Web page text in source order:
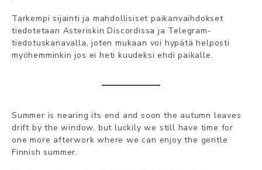
Tarkempi sijainti ja mahdollisiset paikanvaihdokset
tiedotetaan Asteriskin Discordissa ja Telegram-
tiedotuskanavalla, joten mukaan voi hypätä helposti
myöhemminkin jos ei heti kuudeksi ehdi paikalle.
Summer is nearing its end and soon the autumn leaves
drift by the window, but luckily we still have time for
one more afterwork where we can enjoy the gentle
Finnish summer.